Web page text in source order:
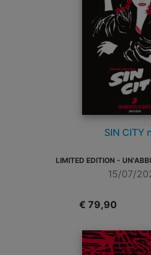
SIN CITY
LIMITED EDITION -
15/07/
€ 79,90